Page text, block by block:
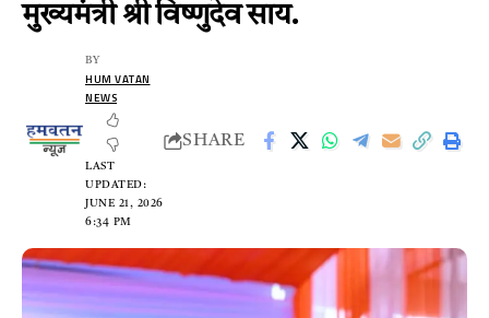
मुख्यमंत्री श्री विष्णुदेव साय.
LAST
UPDATED:
JUNE 21, 2026
6:34 PM
BY
HUM VATAN
NEWS
SHARE